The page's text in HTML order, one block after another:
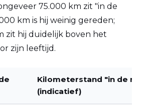
75.000 km zit "in de
km is hij weinig gereden;
zit hij duidelijk boven het
zijn leeftijd.
Kilometerstand "in de
(indicatief)